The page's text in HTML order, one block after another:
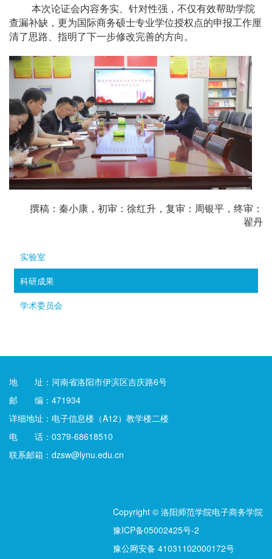
本次论证会内容务实、针对性强，不仅有效帮助学院
查漏补缺，更为国际商务硕士专业学位授权点的申报工作厘
清了思路、指明了下一步修改完善的方向。
撰稿：秦小康，初审：徐红升，复审：周银平，终审：
翟丹
实验室
科研成果
学术委员会
地 址：河南省洛阳市伊滨区吉庆路6号
邮 编：471934
详细地址：电子信息楼（A12）教学楼二楼
电 话：0379-68618510
联系邮箱：dzsw@lynu.edu.cn
Copyright © 洛阳师范学院电子商务学院
豫ICP备05002425号-2
豫公网安备 41031102000172号